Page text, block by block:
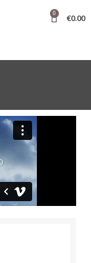
0 €0.00